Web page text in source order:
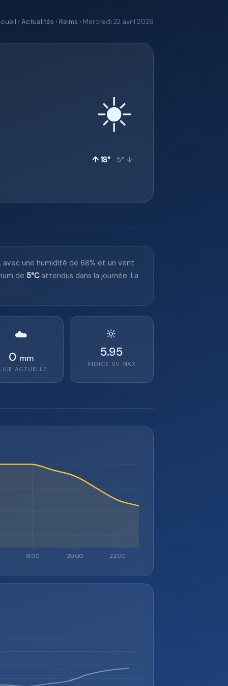
› Actualités › Reims › Mercredi 22 avril 2026
☀️
↑ 18° 5° ↓
, avec une humidité de 68% et un vent
de 5°Cattendus dans la journée. La
☁️
0 mm
ACTUELLE
🔆
5.95
INDICE UV MAX